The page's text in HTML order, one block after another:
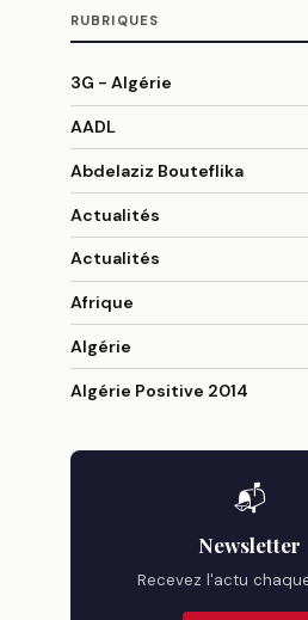
RUBRIQUES
3G - Algérie
AADL
Abdelaziz Bouteflika
Actualités
Actualités
Afrique
Algérie
Algérie Positive 2014
📬
Newsletter
Recevez l'actu